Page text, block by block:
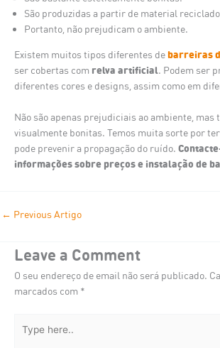
São produzidas a partir de material
Portanto, não prejudicam o ambiente.
Existem muitos tipos diferentes debarreiras
ser cobertas com relva artificial. Podem ser
diferentes cores e designs, assim como em
Não são apenas prejudiciais ao ambiente, mas
visualmente bonitas. Temos muita sorte por
pode prevenir a propagação do ruído.
informações sobre preços e instalação de
← Previous Artigo
Leave a Comment
O seu endereço de email não será publicado.
marcados com *
here..